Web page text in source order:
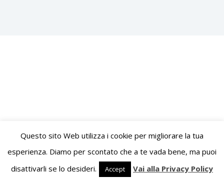
Questo sito Web utilizza i cookie per migliorare la tua
esperienza. Diamo per scontato che a te vada bene, ma puoi
disattivarli se lo desideri.
Accept Vai alla Privacy Policy